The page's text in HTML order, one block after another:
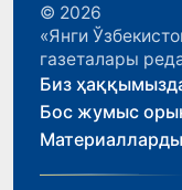
© 2026
«Янги
газеталары
Биз
Бос жумыс